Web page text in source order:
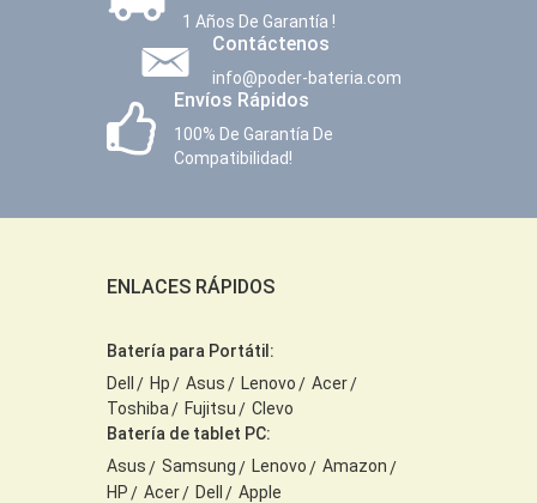
1 Años De Garantía !
Contáctenos
info@poder-bateria.com
Envíos Rápidos
100% De Garantía De
Compatibilidad!
ENLACES RÁPIDOS
Batería para Portátil:
Dell
Hp Asus Lenovo
Acer
Toshiba
Fujitsu
Clevo
Batería de tablet PC:
Asus
Samsung Lenovo
Amazon
HP
Acer Dell
Apple